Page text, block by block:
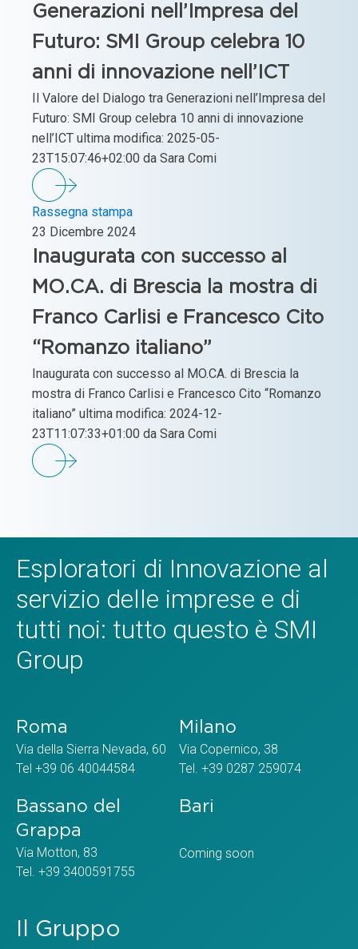
Generazioni nell’Impresa del
Futuro: SMI Group celebra 10
anni di innovazione nell’ICT
Il Valore del Dialogo tra Generazioni nell’Impresa del
Futuro: SMI Group celebra 10 anni di innovazione
nell’ICT ultima modifica: 2025-05-
23T15:07:46+02:00 da Sara Comi
Rassegna stampa
23 Dicembre 2024
Inaugurata con successo al
MO.CA. di Brescia la mostra di
Franco Carlisi e Francesco Cito
“Romanzo italiano”
Inaugurata con successo al MO.CA. di Brescia la
mostra di Franco Carlisi e Francesco Cito “Romanzo
italiano” ultima modifica: 2024-12-
23T11:07:33+01:00 da Sara Comi
Esploratori di Innovazione al
servizio delle imprese e di
tutti noi: tutto questo è SMI
Group
Roma
Via della Sierra Nevada, 60
Tel +39 06 40044584
Milano
Via Copernico, 38
Tel. +39 0287 259074
Bassano del
Grappa
Via Motton, 83
Tel. +39 3400591755
Bari
Coming soon
Il Gruppo